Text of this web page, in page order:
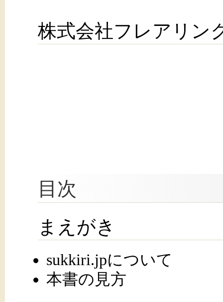
株式会社フレアリン
目次
まえがき
sukkiri.jpについて
本書の見方